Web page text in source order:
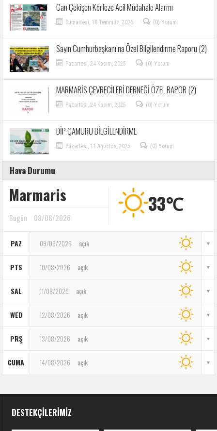
Can Çekişen Körfeze Acil Müdahale Alarmı
Cumartesi, 18 Temmuz, 2026 (0) Yorum
Sayın Cumhurbaşkanı’na Özel Bilgilendirme Raporu (2)
Pazartesi, 24 Kasım, 2025 (0) Yorum
MARMARİS ÇEVRECİLERİ DERNEĞİ ÖZEL RAPOR (2)
Pazartesi, 24 Kasım, 2025 (0) Yorum
DİP ÇAMURU BİLGİLENDİRME
Pazartesi, 11 Ağustos, 2025 (0) Yorum
Hava Durumu
Marmaris
Bugün 08/08/2026
33℃
PAZ 09/08/2026 açık
PTS 10/08/2026 açık
SAL 11/08/2026 açık
WED 12/08/2026 açık
PRŞ 13/08/2026 açık
CUMA 14/08/2026 açık
DESTEKÇILERIMIZ